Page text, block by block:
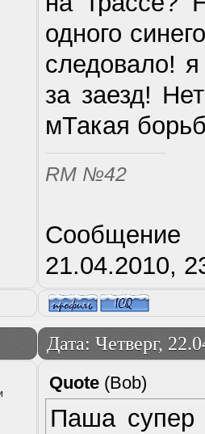
одного
следовало!
за заезд!
мТакая
RM №42
Сообщение
21.04.2010,
Дата: Четверг,
Quote (Bob)
Паша супер